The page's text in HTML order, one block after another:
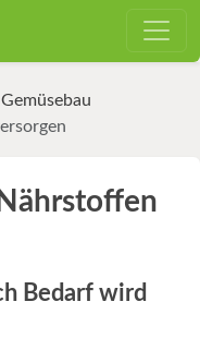
Bedarf wird